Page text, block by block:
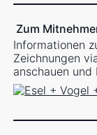
Zum
Informationen
Zeichnungen
anschauen